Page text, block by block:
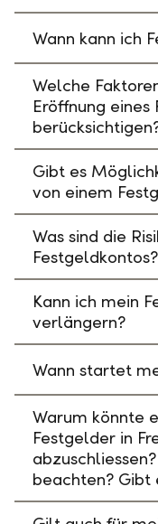
Wann kann ich
Welche
Eröffnung
Gibt es
von einem
Was sind die
Festgeldkontos?
Kann ich mein
verlängern?
Wann startet
Warum könnte
Festgelder in
beachten? Gibt